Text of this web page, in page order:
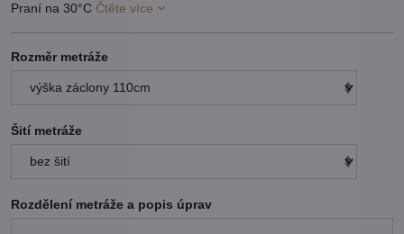
Praní na 30°C Čtěte více
Rozměr metráže
Šití metráže
Rozdělení metráže a popis úprav